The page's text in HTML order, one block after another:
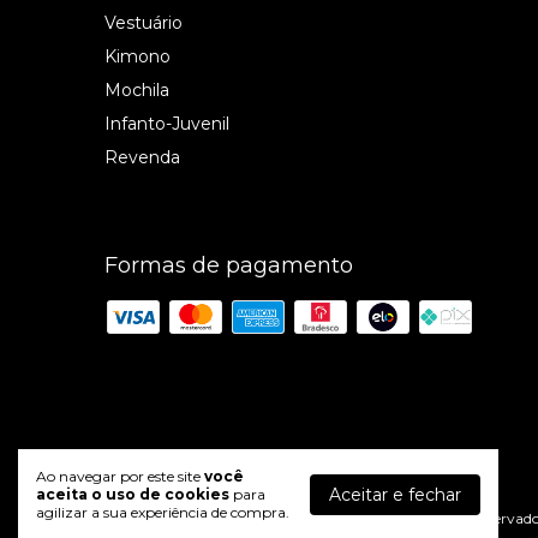
Ao navegar por este site você
aceita o uso de cookies para
agilizar a sua experiência de compra.
Aceitar e fechar
Vestuário
Kimono
Mochila
Infanto-Juvenil
Revenda
Formas de pagamento
Red Nose
©2026. Red Nose - 12948529000110. Todos os direitos